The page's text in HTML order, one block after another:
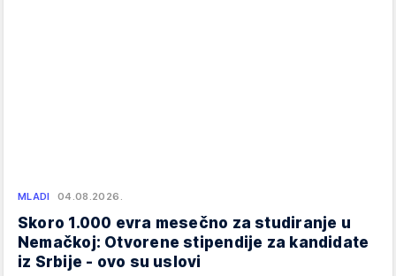
MLADI 04.08.2026.
Skoro 1.000 evra mesečno za studiranje u
Nemačkoj: Otvorene stipendije za kandidate
iz Srbije - ovo su uslovi